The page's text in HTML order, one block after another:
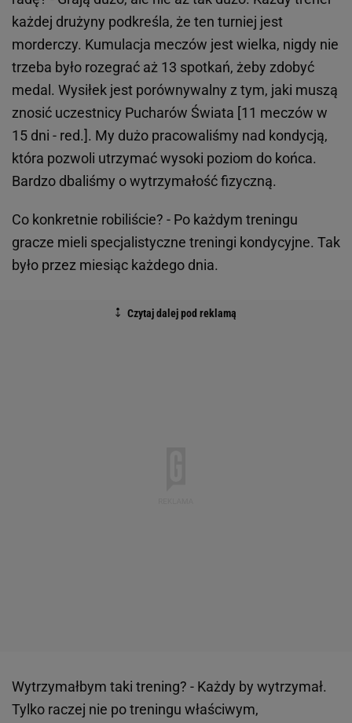
każdej drużyny podkreśla, że ten turniej jest
morderczy. Kumulacja meczów jest wielka, nigdy nie
trzeba było rozegrać aż 13 spotkań, żeby zdobyć
medal. Wysiłek jest porównywalny z tym, jaki muszą
znosić uczestnicy Pucharów Świata [11 meczów w
15 dni - red.]. My dużo pracowaliśmy nad kondycją,
która pozwoli utrzymać wysoki poziom do końca.
Bardzo dbaliśmy o wytrzymałość fizyczną.
Co konkretnie robiliście? - Po każdym treningu
gracze mieli specjalistyczne treningi kondycyjne. Tak
było przez miesiąc każdego dnia.
Wytrzymałbym taki trening? - Każdy by wytrzymał.
Tylko raczej nie po treningu właściwym,